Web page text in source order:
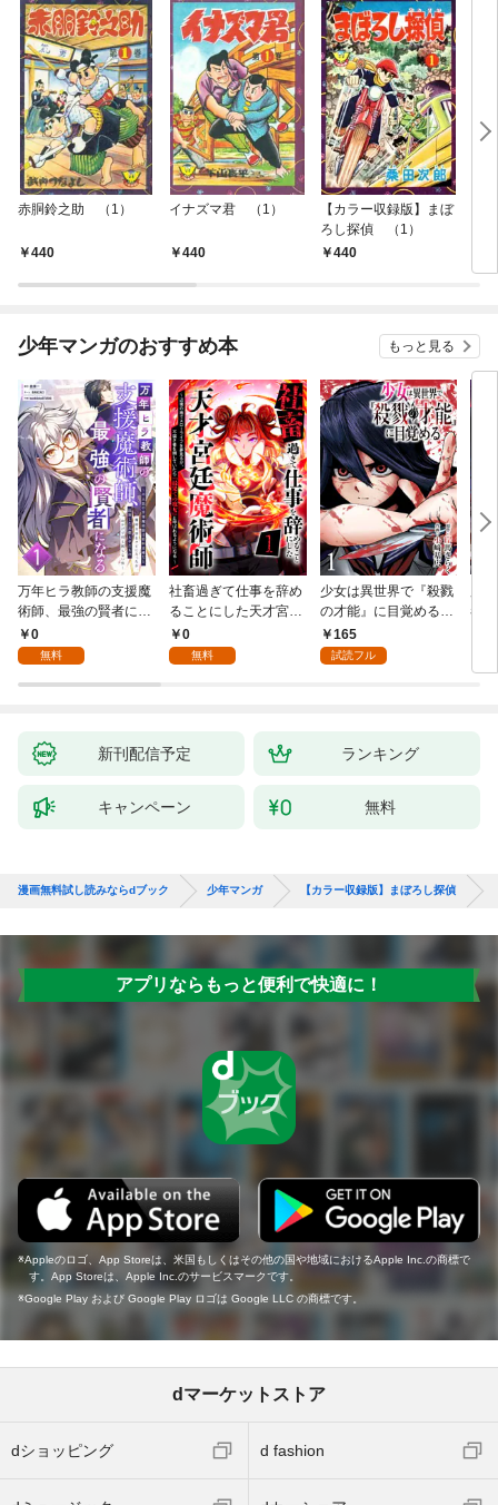
赤胴鈴之助 （1）
440
イナズマ君 （1）
440
【カラー収録版】まぼ
ろし探偵 （1）
440
少年マンガのおすすめ本 もっと見る
万年ヒラ教師の支援魔
術師、最強の賢者にな
る～不人気の支援魔術
師は給料泥棒だと魔術
が、出世した元教え子
0
無料
社畜過ぎて仕事を辞め
ることにした天才宮廷
魔術師～辺境の地でス
ローライフを夢見る
0
無料
少女は異世界で『殺戮
の才能』に目覚める
(話売り) #1
165
試読フル
者
新刊配信予定 ランキング
キャンペーン 無料
漫画無料試し読みならdブック 少年マンガ 【カラー収録版】まぼろし探偵
アプリならもっと便利で快適に！
Appleのロゴ、App Storeは、米国もしくはその他の国や地域におけるApple Inc.の商標で
す。App Storeは、Apple Inc.のサービスマークです。
Google Play および Google Play ロゴは Google LLC の商標です。
dマーケットストア
dショッピング d fashion